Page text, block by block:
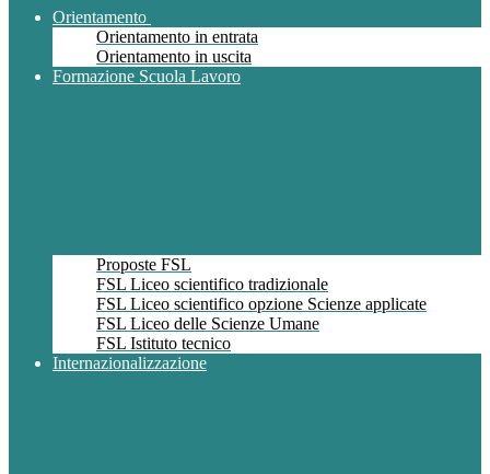
Orientamento
Orientamento in entrata
Orientamento in uscita
Formazione Scuola Lavoro
Proposte FSL
FSL Liceo scientifico tradizionale
FSL Liceo scientifico opzione Scienze applicate
FSL Liceo delle Scienze Umane
FSL Istituto tecnico
Internazionalizzazione